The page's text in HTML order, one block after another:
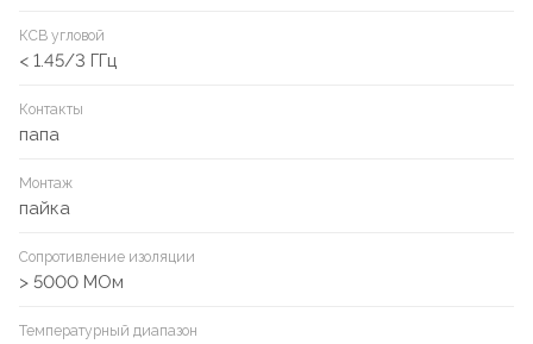
КСВ угловой
< 1.45/3 ГГц
Контакты
папа
Монтаж
пайка
Сопротивление изоляции
> 5000 МОм
Температурный диапазон